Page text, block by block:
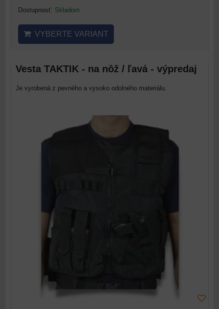
Dostupnosť: Skladom
VYBERTE VARIANT
Vesta TAKTIK - na nôž / ľavá - výpredaj
Je vyrobená z pevného a vysoko odolného materiálu.